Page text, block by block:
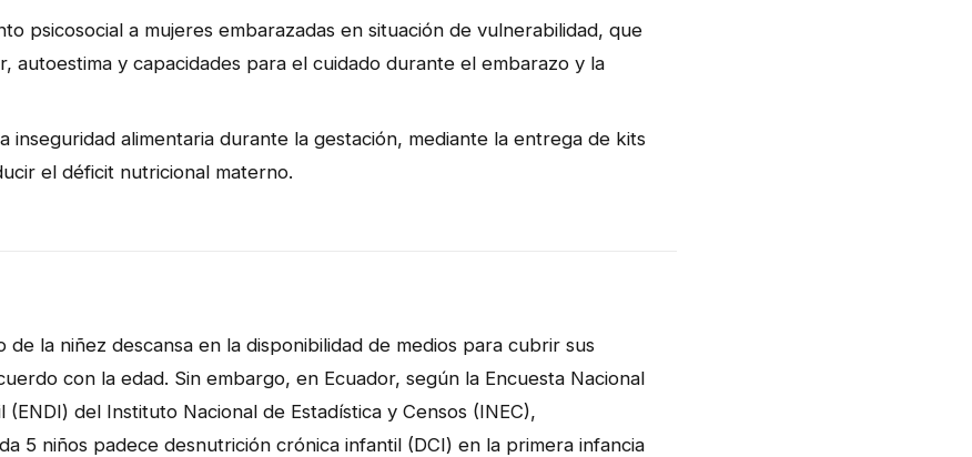
psicosocial a mujeres embarazadas en situación de vulnerabilidad, que
autoestima y capacidades para el cuidado durante el embarazo y la
inseguridad alimentaria durante la gestación, mediante la entrega de kits
el déficit nutricional materno.
de la niñez descansa en la disponibilidad de medios para cubrir sus
con la edad. Sin embargo, en Ecuador, según la Encuesta Nacional
del Instituto Nacional de Estadística y Censos (INEC),
5 niños padece desnutrición crónica infantil (DCI) en la primera infancia